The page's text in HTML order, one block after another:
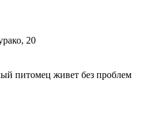
20
питомец живет без проблем